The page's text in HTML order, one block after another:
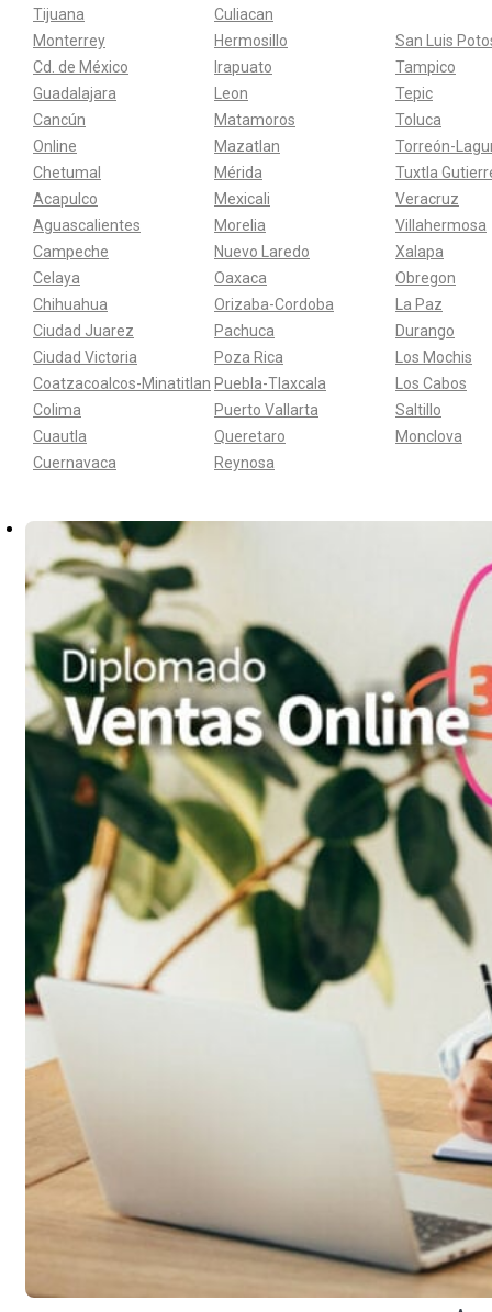
Tijuana
Monterrey
Cd. de México
Guadalajara
Cancún
Online
Chetumal
Acapulco
Aguascalientes
Campeche
Celaya
Chihuahua
Ciudad Juarez
Ciudad Victoria
Coatzacoalcos-Minatitlan
Colima
Cuautla
Cuernavaca
Culiacan
Hermosillo
Irapuato
Leon
Matamoros
Mazatlan
Mérida
Mexicali
Morelia
Nuevo Laredo
Oaxaca
Orizaba-Cordoba
Pachuca
Poza Rica
Puebla-Tlaxcala
Puerto Vallarta
Queretaro
Reynosa
San Luis
Tampico
Tepic
Toluca
Torreón-
Tuxtla
Veracruz
Villahermosa
Xalapa
Obregon
La Paz
Durango
Los Mochis
Los Cabos
Saltillo
Monclova